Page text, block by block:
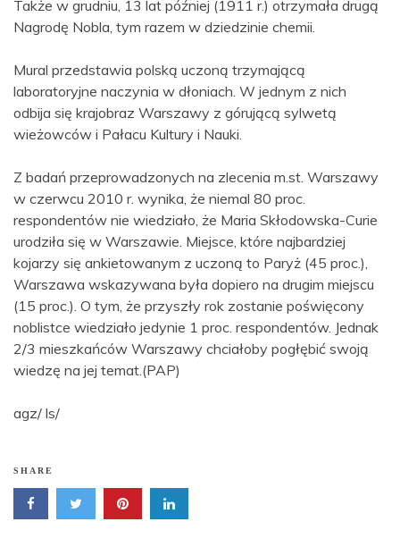
Także w grudniu, 13 lat później (1911 r.) otrzymała drugą
Nagrodę Nobla, tym razem w dziedzinie chemii.
Mural przedstawia polską uczoną trzymającą
laboratoryjne naczynia w dłoniach. W jednym z nich
odbija się krajobraz Warszawy z górującą sylwetą
wieżowców i Pałacu Kultury i Nauki.
Z badań przeprowadzonych na zlecenia m.st. Warszawy
w czerwcu 2010 r. wynika, że niemal 80 proc.
respondentów nie wiedziało, że Maria Skłodowska-Curie
urodziła się w Warszawie. Miejsce, które najbardziej
kojarzy się ankietowanym z uczoną to Paryż (45 proc.),
Warszawa wskazywana była dopiero na drugim miejscu
(15 proc.). O tym, że przyszły rok zostanie poświęcony
noblistce wiedziało jedynie 1 proc. respondentów. Jednak
2/3 mieszkańców Warszawy chciałoby pogłębić swoją
wiedzę na jej temat.(PAP)
agz/ ls/
SHARE